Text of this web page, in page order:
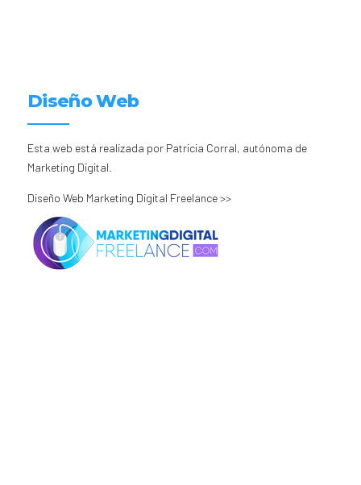
Diseño Web
Esta web está realizada por Patricia Corral, autónoma de
Marketing Digital.
Diseño Web Marketing Digital Freelance >>